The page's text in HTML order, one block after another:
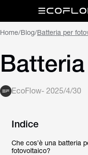
Home/Blog/Batteria per
EcoFlow- 2025/4/30
Indice
Che cos’è una batteria
fotovoltaico?